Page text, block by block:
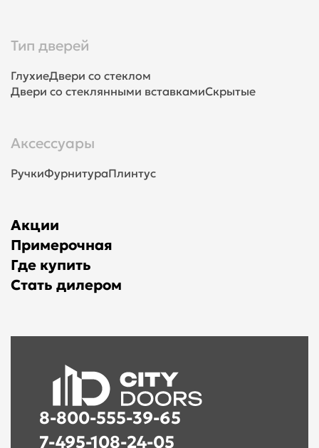
Тип дверей
ГлухиеДвери со стеклом
Двери со стеклянными вставкамиСкрытые
Аксессуары
РучкиФурнитураПлинтус
Акции
Примерочная
Где купить
Стать дилером
8-800-555-39-65
7-495-108-24-05